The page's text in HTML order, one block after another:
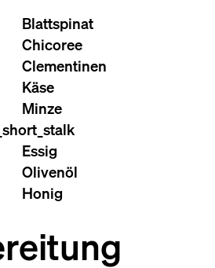
Blattspinat
Chicoree
Clementinen
Käse
Minze
Essig
Olivenöl
Honig